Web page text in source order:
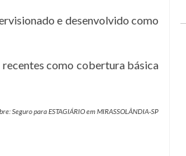
e desenvolvido como
recentes como cobertura básica
Seguro para ESTAGIÁRIO em MIRASSOLÂNDIA-SP